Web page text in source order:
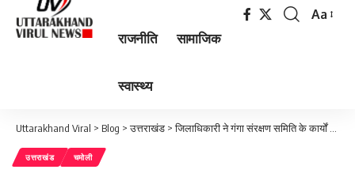
राजनीति सामाजिक
स्वास्थ्य
Font
Aa
Uttarakhand Viral > Blog >उत्तराखंड >जिलाधिकारी ने गंगा संरक्षण समिति के कार्यों की समीक्षा की
उत्तराखंड चमोली